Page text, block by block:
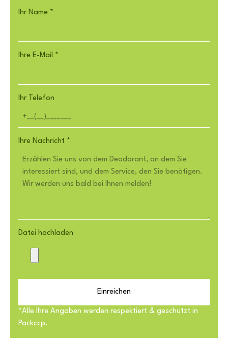
Ihr Name *
Ihre E-Mail *
Ihr Telefon
Ihre Nachricht *
Datei hochladen
Einreichen
*Alle Ihre Angaben werden respektiert & geschützt in
Packccp.